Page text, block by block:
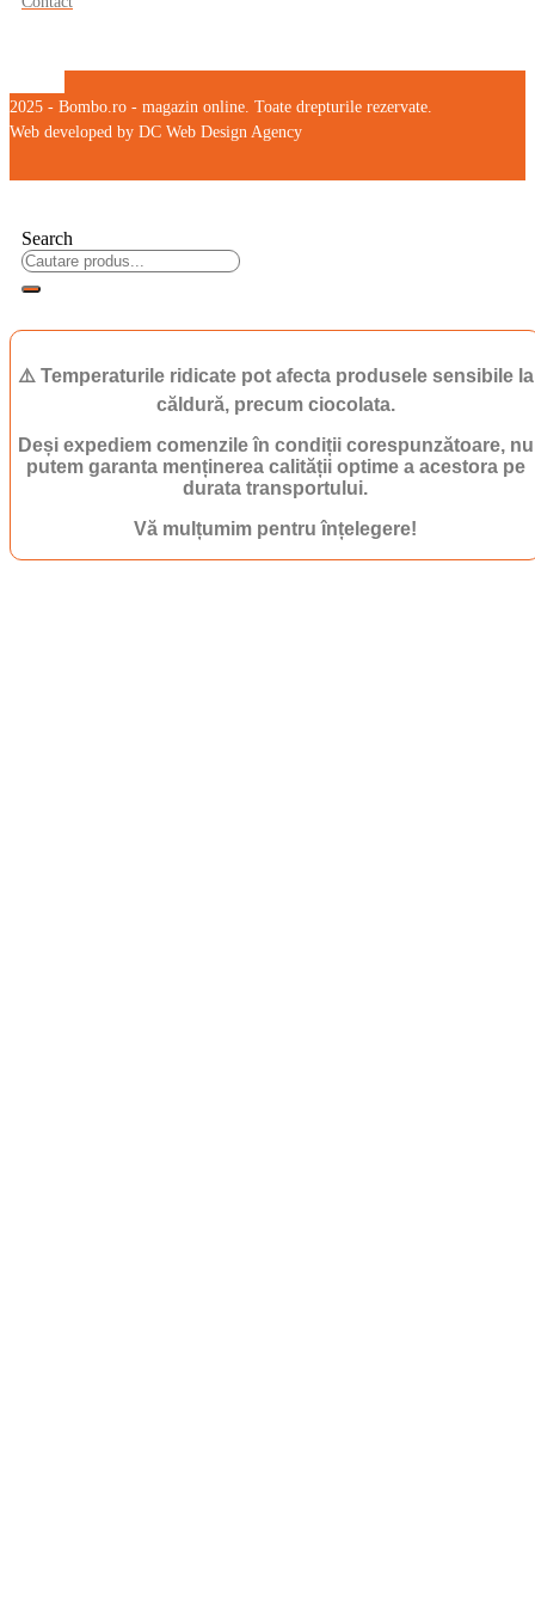
2025 - Bombo.ro - magazin online. Toate drepturile rezervate.
Web developed by DC Web Design Agency
Search
⚠️ Temperaturile ridicate pot afecta produsele sensibile la
căldură, precum ciocolata.
Deși expediem comenzile în condiții corespunzătoare, nu
putem garanta menținerea calității optime a acestora pe
durata transportului.
Vă mulțumim pentru înțelegere!